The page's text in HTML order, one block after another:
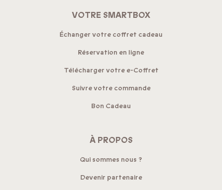
VOTRE SMARTBOX
Échanger votre coffret cadeau
Réservation en ligne
Télécharger votre e-Coffret
Suivre votre commande
Bon Cadeau
À PROPOS
Qui sommes nous ?
Devenir partenaire